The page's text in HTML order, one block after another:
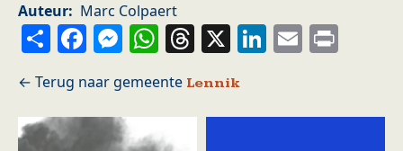
Auteur Marc Colpaert
ShareFacebook
Messenger
WhatsApp
Threads
X LinkedIn
Email
Lennik